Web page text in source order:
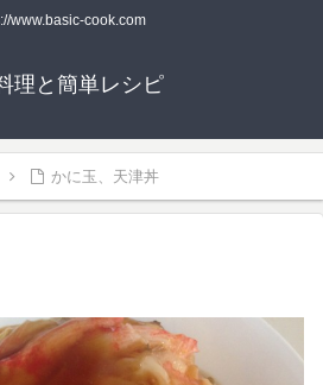
www.basic-cook.com
理と簡単レシピ
かに玉、天津丼